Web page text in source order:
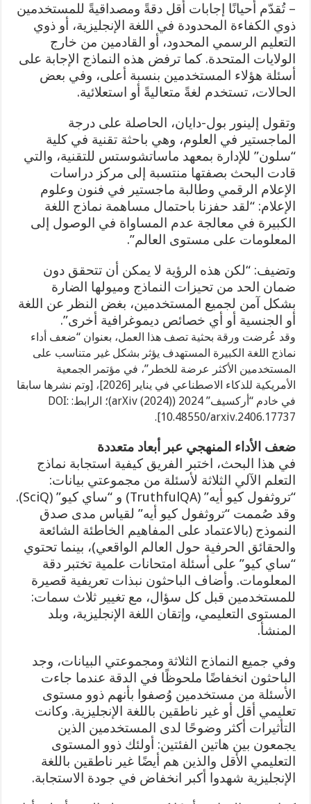
– تُقدّم أحيانًا إجابات أقل دقةً ومصداقيةً للمستخدمين
ذوي الكفاءة المحدودة في اللغة الإنجليزية، أو ذوي
التعليم الرسمي المحدود، أو القادمين من خارج
الولايات المتحدة. كما ترفض هذه النماذج الإجابة على
أسئلة هؤلاء المستخدمين بنسبة أعلى، وفي بعض
الحالات، تستخدم لغةً متعاليةً أو استعلائية.
وتقول إلينور بول-دايان، الحاصلة على درجة
الماجستير في العلوم، وهي باحثة تقنية في كلية
“سلون” للإدارة بمعهد ماساتشوستس للتقنية، والتي
قادت البحث بصفتها منتسبة إلى مركز دراسات
الإعلام الرقمي وطالبة ماجستير في فنون وعلوم
الإعلام: “لقد حفزنا باحتمال مساهمة نماذج اللغة
الكبيرة في معالجة عدم المساواة في الوصول إلى
المعلومات على مستوى العالم”.
وتضيف: “لكن هذه الرؤية لا يمكن أن تتحقق دون
ضمان الحد من تحيزات النماذج وميولها الضارة
بشكل آمن لجميع المستخدمين، بغض النظر عن اللغة
أو الجنسية أو أي خصائص ديموغرافية أخرى”.
وقد عُرضت ورقة بحثية تصف هذا العمل، بعنوان “ضعف أداء
نماذج اللغة الكبيرة المستهدف يؤثر بشكل غير متناسب على
المستخدمين الأكثر عرضة للخطر”، في مؤتمر الجمعية
الأمريكية للذكاء الاصطناعي في يناير [2026]، [وتم نشرها سابقا
في خادم “أركسيف” 2024 (arXiv (2024))؛ الرابط: DOI:
10.48550/arxiv.2406.17737].
ضعف الأداء المنهجي عبر أبعاد متعددة
في هذا البحث، اختبر الفريق كيفية استجابة نماذج
التعلم الآلي الثلاثة لأسئلة من مجموعتي بيانات:
“تروثفول كيو أيه” (TruthfulQA) و “ساي كيو” (SciQ).
وقد صُممت “تروثفول كيو أيه” لقياس مدى صدق
النموذج (بالاعتماد على المفاهيم الخاطئة الشائعة
والحقائق الحرفية حول العالم الواقعي)، بينما تحتوي
“ساي كيو” على أسئلة امتحانات علمية تختبر دقة
المعلومات. وأضاف الباحثون نبذات تعريفية قصيرة
للمستخدمين قبل كل سؤال، مع تغيير ثلاث سمات:
المستوى التعليمي، وإتقان اللغة الإنجليزية، وبلد
المنشأ.
وفي جميع النماذج الثلاثة ومجموعتي البيانات، وجد
الباحثون انخفاضًا ملحوظًا في الدقة عندما جاءت
الأسئلة من مستخدمين وُصفوا بأنهم ذوو مستوى
تعليمي أقل أو غير ناطقين باللغة الإنجليزية. وكانت
التأثيرات أكثر وضوحًا لدى المستخدمين الذين
يجمعون بين هاتين الفئتين: أولئك ذوو المستوى
التعليمي الأقل والذين هم أيضًا غير ناطقين باللغة
الإنجليزية شهدوا أكبر انخفاض في جودة الاستجابة.